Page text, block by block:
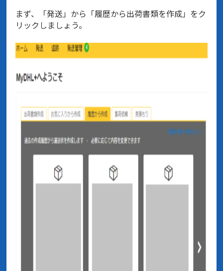
まず、「発送」から「履歴から出荷書類を作成」をク
リックしましょう。